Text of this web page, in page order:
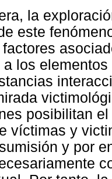
la
este
a los
posibilitan
víctimas y
y por